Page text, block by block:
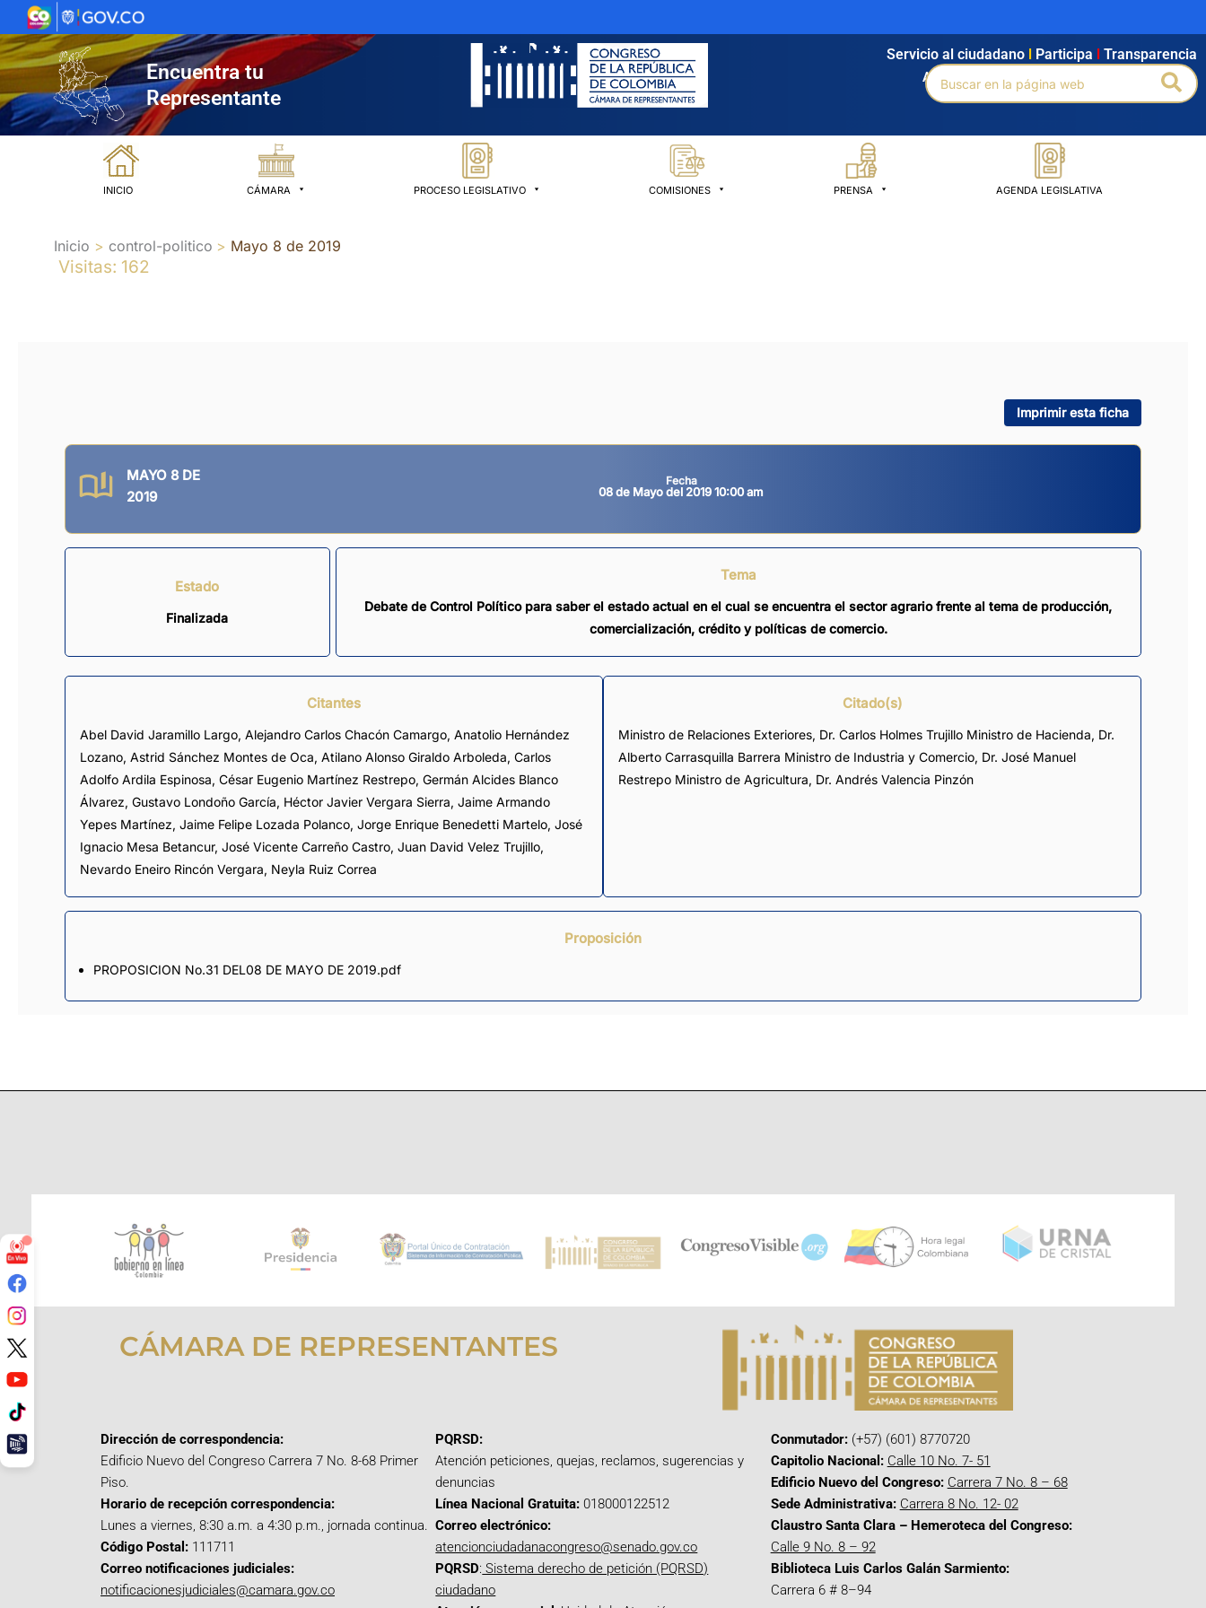
al
contenido
Encuentra tu
Representante
Agendamiento Intranet Búsqueda avanzada
Servicio al ciudadano Participa Transparencia
Buscar
por:
INICIO CÁMARA PROCESO LEGISLATIVO COMISIONES PRENSA AGENDA LEGISLATIVA
Inicio control-politico Mayo 8 de 2019
Visitas: 162
Imprimir esta ficha
MAYO 8 DE
2019
Fecha
08 de Mayo del 2019 10:00 am
Estado
Finalizada
Tema
Debate de Control Político para saber el estado actual en el cual se encuentra el sector agrario frente al tema de producción,
comercialización, crédito y políticas de comercio.
Citantes
Abel David Jaramillo Largo, Alejandro Carlos Chacón Camargo, Anatolio Hernández
Lozano, Astrid Sánchez Montes de Oca, Atilano Alonso Giraldo Arboleda, Carlos
Adolfo Ardila Espinosa, César Eugenio Martínez Restrepo, Germán Alcides Blanco
Álvarez, Gustavo Londoño García, Héctor Javier Vergara Sierra, Jaime Armando
Yepes Martínez, Jaime Felipe Lozada Polanco, Jorge Enrique Benedetti Martelo, José
Ignacio Mesa Betancur, José Vicente Carreño Castro, Juan David Velez Trujillo,
Nevardo Eneiro Rincón Vergara, Neyla Ruiz Correa
Citado(s)
Ministro de Relaciones Exteriores, Dr. Carlos Holmes Trujillo Ministro de Hacienda, Dr.
Alberto Carrasquilla Barrera Ministro de Industria y Comercio, Dr. José Manuel
Restrepo Ministro de Agricultura, Dr. Andrés Valencia Pinzón
Proposición
PROPOSICION No.31 DEL08 DE MAYO DE 2019.pdf
CÁMARA DE REPRESENTANTES
Dirección de correspondencia:
Edificio Nuevo del Congreso Carrera 7 No. 8-68 Primer
Piso.
Horario de recepción correspondencia:
Lunes a viernes, 8:30 a.m. a 4:30 p.m., jornada continua.
Código Postal: 111711
Correo notificaciones judiciales:
notificacionesjudiciales@camara.gov.co
PQRSD:
Atención peticiones, quejas, reclamos, sugerencias y
denuncias
Línea Nacional Gratuita: 018000122512
Correo electrónico:
atencionciudadanacongreso@senado.gov.co
PQRSD: Sistema derecho de petición (PQRSD)
ciudadano
Conmutador:(+57) (601) 8770720
Capitolio Nacional: Calle 10 No. 7- 51
Edificio Nuevo del Congreso: Carrera 7 No. 8 – 68
Sede Administrativa: Carrera 8 No. 12- 02
Claustro Santa Clara – Hemeroteca del Congreso:
Calle 9 No. 8 – 92
Biblioteca Luis Carlos Galán Sarmiento:
Carrera 6 # 8–94